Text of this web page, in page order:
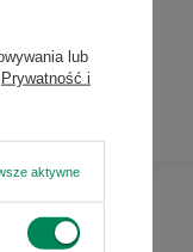
monitora.
lub
Prywatność i
aktywne